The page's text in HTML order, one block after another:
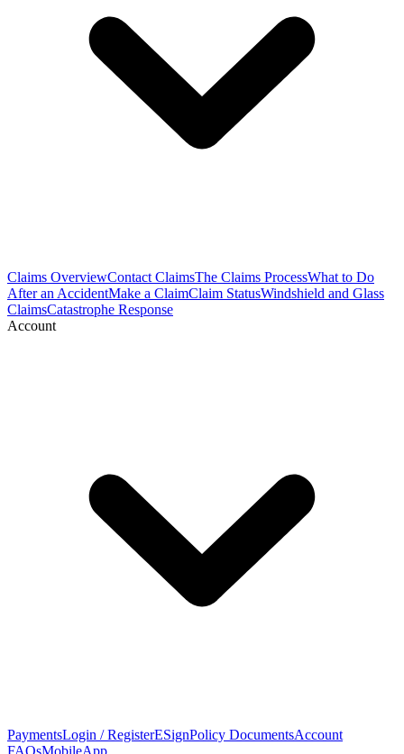
Claims OverviewContact ClaimsThe Claims ProcessWhat to Do
After an AccidentMake a ClaimClaim StatusWindshield and Glass
ClaimsCatastrophe Response
Account
PaymentsLogin / RegisterESignPolicy DocumentsAccount